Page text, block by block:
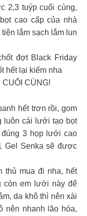
2,3 tuýp cuối cùng,
cao cấp của nhà
lắm sạch lắm lun
đợt Black Friday
hết lại kiếm nha
CÙNG!
hết trơn rồi, gom
luôn cái lưới tạo bọt
đúng 3 họp lưới cao
Gel Senka sẽ được
thủ mua đi nha, hết
còn em lưới này để
da khô thì nên xài
nên nhanh lão hóa,